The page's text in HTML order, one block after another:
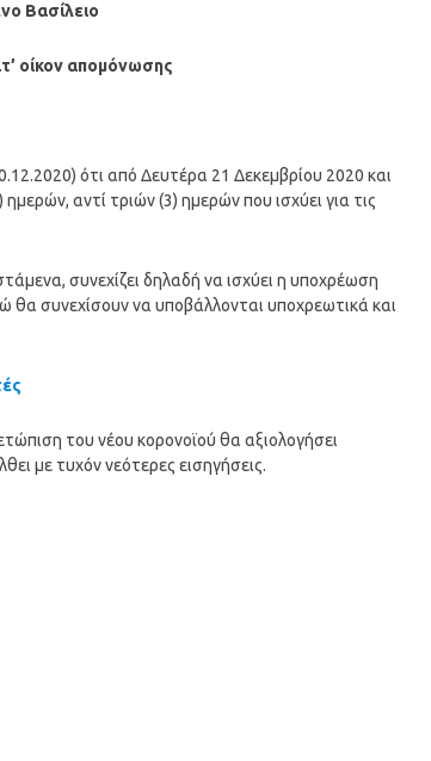
Βασίλειο
οίκον απομόνωσης
ότι από Δευτέρα 21 Δεκεμβρίου 2020 και
αντί τριών (3) ημερών που ισχύει για τις
συνεχίζει δηλαδή να ισχύει η υποχρέωση
συνεχίσουν να υποβάλλονται υποχρεωτικά και
του νέου κορονοϊού θα αξιολογήσει
με τυχόν νεότερες εισηγήσεις.